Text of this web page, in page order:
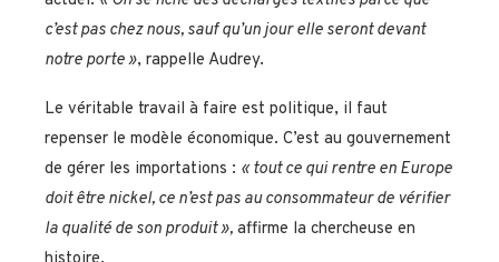
c’est pas chez nous, sauf qu’un jour elle seront devant
notre porte », rappelle Audrey.
Le véritable travail à faire est politique, il faut
repenser le modèle économique. C’est au gouvernement
de gérer les importations : « tout ce qui rentre en Europe
doitêtre nickel, ce n’est pas au consommateur de vérifier
la qualitéde son produit», affirme la chercheuse en